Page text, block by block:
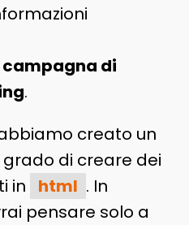
campagna di
.
creato un
grado di creare dei
in
html . In
pensare solo a